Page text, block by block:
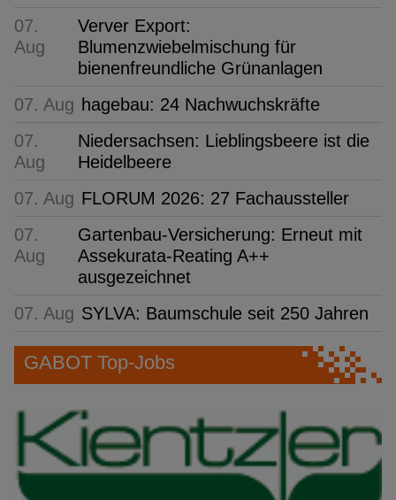
07.
Aug
Verver Export:
Blumenzwiebelmischung für
bienenfreundliche Grünanlagen
07. Aug hagebau: 24 Nachwuchskräfte
07.
Aug
Niedersachsen: Lieblingsbeere ist die
Heidelbeere
07. Aug FLORUM 2026: 27 Fachaussteller
07.
Aug
Gartenbau-Versicherung: Erneut mit
Assekurata-Reating A++
ausgezeichnet
07. Aug SYLVA: Baumschule seit 250 Jahren
GABOT Top-Jobs